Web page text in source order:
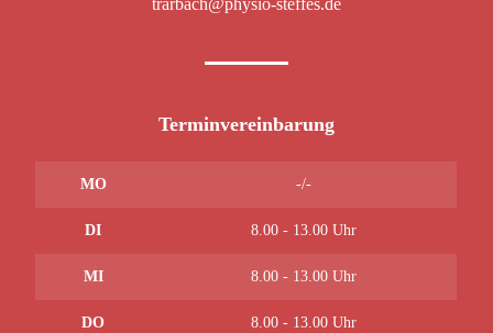
trarbach@physio-steffes.de
Terminvereinbarung
MO -/-
DI 8.00 - 13.00 Uhr
MI 8.00 - 13.00 Uhr
DO 8.00 - 13.00 Uhr